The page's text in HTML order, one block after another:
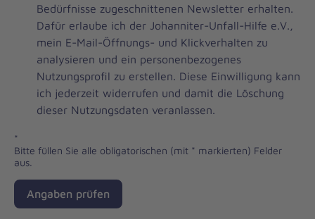
Brevo
Newsletter
Checkbox
Bedürfnisse zugeschnittenen Newsletter erhalten.
Dafür erlaube ich der Johanniter-Unfall-Hilfe e.V.,
mein E-Mail-Öffnungs- und Klickverhalten zu
analysieren und ein personenbezogenes
Nutzungsprofil zu erstellen. Diese Einwilligung kann
ich jederzeit widerrufen und damit die Löschung
dieser Nutzungsdaten veranlassen.
*
Bitte füllen Sie alle obligatorischen (mit * markierten) Felder
aus.
Angaben prüfen